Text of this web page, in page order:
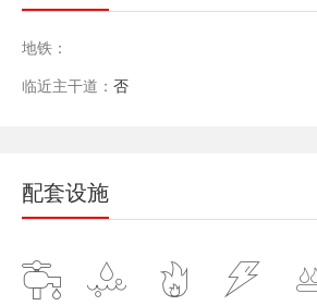
地铁：
临近主干道： 否
配套设施
   